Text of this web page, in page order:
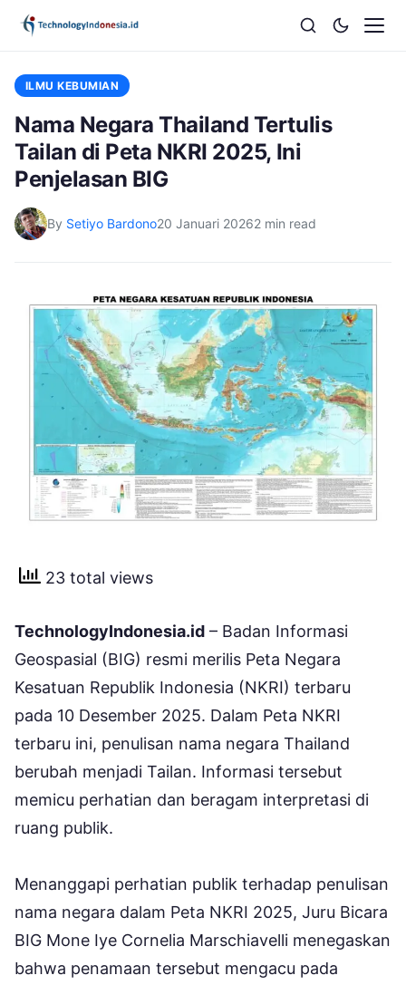
ILMU KEBUMIAN
Nama Negara Thailand Tertulis
Tailan di Peta NKRI 2025, Ini
Penjelasan BIG
By Setiyo Bardono20 Januari 20262 min read
23 total views
TechnologyIndonesia.id – Badan Informasi
Geospasial (BIG) resmi merilis Peta Negara
Kesatuan Republik Indonesia (NKRI) terbaru
pada 10 Desember 2025. Dalam Peta NKRI
terbaru ini, penulisan nama negara Thailand
berubah menjadi Tailan. Informasi tersebut
memicu perhatian dan beragam interpretasi di
ruang publik.
Menanggapi perhatian publik terhadap penulisan
nama negara dalam Peta NKRI 2025, Juru Bicara
BIG Mone Iye Cornelia Marschiavelli menegaskan
bahwa penamaan tersebut mengacu pada